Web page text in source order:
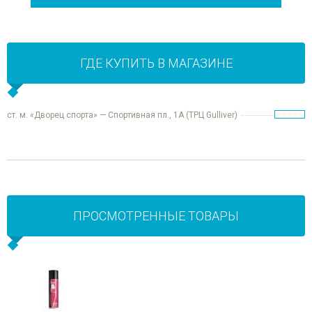
ГДЕ КУПИТЬ В МАГАЗИНЕ
ст. м. «Дворец спорта» — Спортивная пл., 1А (ТРЦ Gulliver)
ПРОСМОТРЕННЫЕ ТОВАРЫ